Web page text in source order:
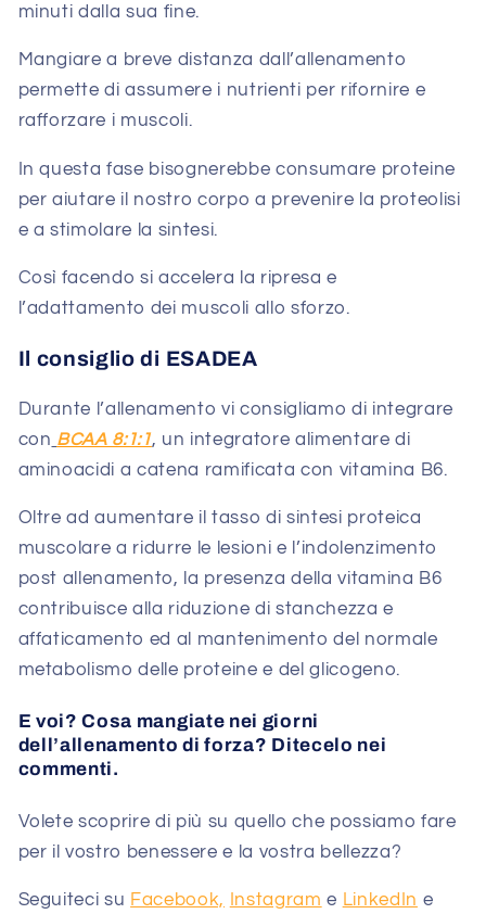
minuti dalla sua fine.
Mangiare a breve distanza dall’allenamento
permette di assumere i nutrienti per rifornire e
rafforzare i muscoli.
In questa fase bisognerebbe consumare proteine
per aiutare il nostro corpo a prevenire la proteolisi
e a stimolare la sintesi.
Così facendo si accelera la ripresa e
l’adattamento dei muscoli allo sforzo.
Il consiglio di ESADEA
Durante l’allenamento vi consigliamo di integrare
con BCAA 8:1:1, un integratore alimentare di
aminoacidi a catena ramificata con vitamina B6.
Oltre ad aumentare il tasso di sintesi proteica
muscolare a ridurre le lesioni e l’indolenzimento
post allenamento, la presenza della vitamina B6
contribuisce alla riduzione di stanchezza e
affaticamento ed al mantenimento del normale
metabolismo delle proteine e del glicogeno.
E voi? Cosa mangiate nei giorni
dell’allenamento di forza? Ditecelo nei
commenti.
Volete scoprire di più su quello che possiamo fare
per il vostro benessere e la vostra bellezza?
Seguiteci su Facebook, Instagram e LinkedIn e